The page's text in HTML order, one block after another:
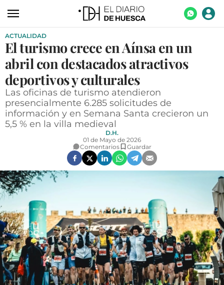
ACTUALIDAD
ECONOMÍA
TECNOLOGÍA
TURISMO
AGROALIMENTACIÓN
SOCIEDAD
OPINIÓN
GALERÍAS
VÍDEOS
CONTACTAR
FIESTAS EN EL ALTO ARAGÓN
FIESTAS DE SAN LORENZO
ACTUALIDAD
El turismo crece en Aínsa en un
abril con destacados atractivos
deportivos y culturales
Las oficinas de turismo atendieron
presencialmente 6.285 solicitudes de
información y en Semana Santa crecieron un
5,5 % en la villa medieval
D.H.
01 de Mayo de 2026
Comentarios
Guardar